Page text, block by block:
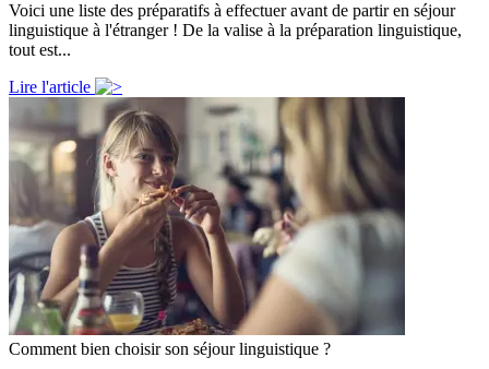
Voici une liste des préparatifs à effectuer avant de partir en séjour
linguistique à l'étranger ! De la valise à la préparation linguistique,
tout est...
Lire l'article
Comment bien choisir son séjour linguistique ?